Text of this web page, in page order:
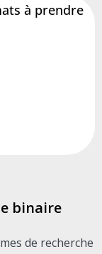
à prendre
binaire
de recherche